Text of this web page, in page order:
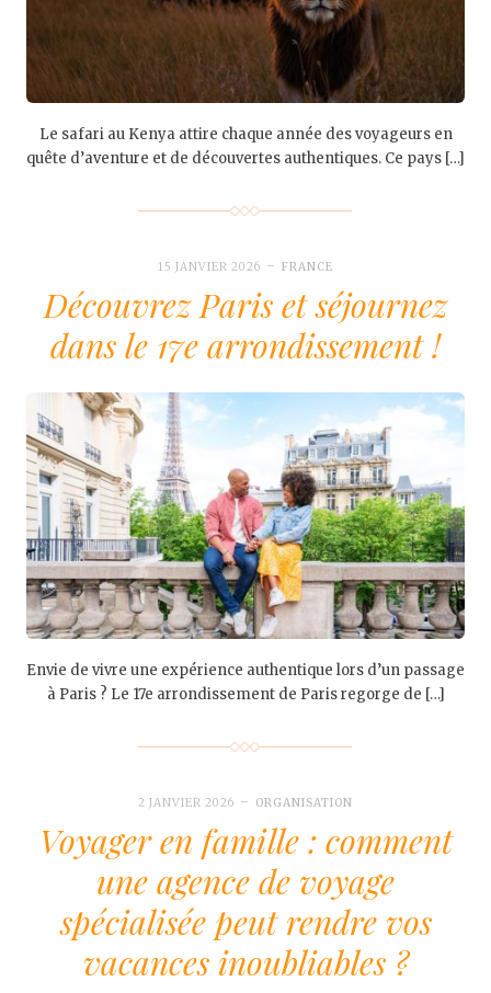
Le safari au Kenya attire chaque année des voyageurs en
quête d’aventure et de découvertes authentiques. Ce pays […]
15 JANVIER 2026 FRANCE
Découvrez Paris et séjournez
dans le 17e arrondissement !
Envie de vivre une expérience authentique lors d’un passage
à Paris ? Le 17e arrondissement de Paris regorge de […]
2 JANVIER 2026 ORGANISATION
Voyager en famille : comment
une agence de voyage
spécialisée peut rendre vos
vacances inoubliables ?